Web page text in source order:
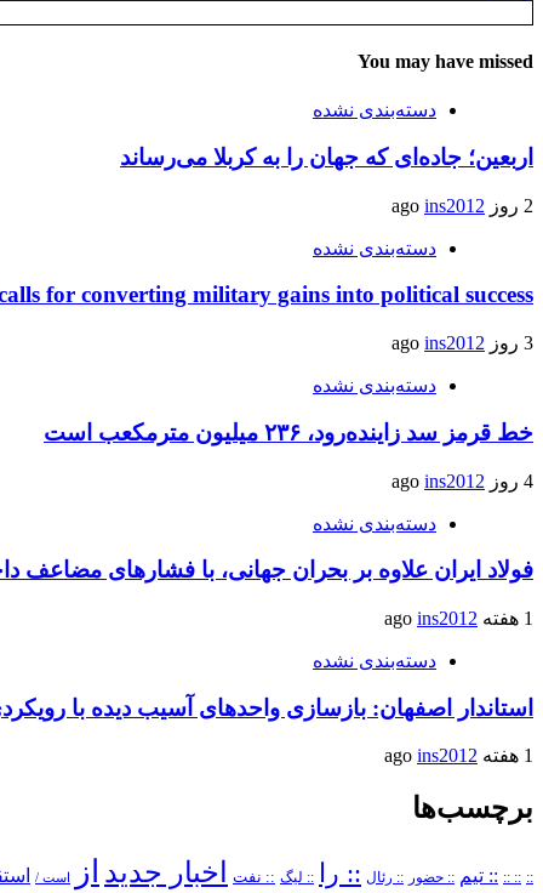
You may have missed
دسته‌بندی نشده
اربعین؛ جاده‌ای که جهان را به کربلا می‌رساند
2 روز ago ins2012
دسته‌بندی نشده
for converting military gains into political success
3 روز ago ins2012
دسته‌بندی نشده
خط قرمز سد زاینده‌رود، ۲۳۶ میلیون مترمکعب است
4 روز ago ins2012
دسته‌بندی نشده
فولاد ایران علاوه بر بحران جهانی، با فشارهای
1 هفته ago ins2012
دسته‌بندی نشده
استاندار اصفهان: بازسازی واحدهای آسیب دیده با
1 هفته ago ins2012
برچسب‌ها
::
:: :: :: تیم :: حضور :: رئال :: را :: لیگ :: نفت اخبار جدید از است /